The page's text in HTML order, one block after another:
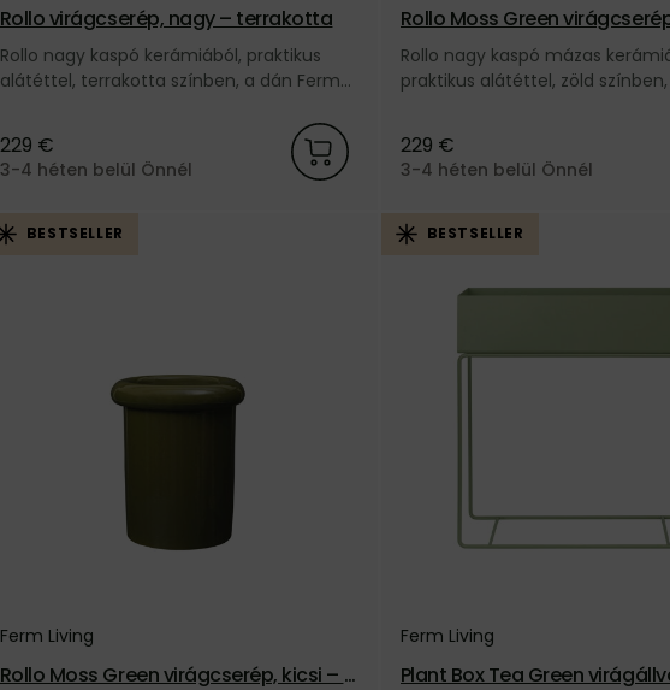
Rollo virágcserép, nagy – terrakotta
Rollo nagy kaspó kerámiából, praktikus
alátéttel, terrakotta színben, a dán Ferm
229 €
3-4 héten belül Önnél
Rollo Moss Green
zöld
Rollo nagy kaspó mázas
praktikus alátéttel, zöld
229 €
3-4 héten belül Önnél
BESTSELLER
Ferm Living
Rollo Moss Green virágcserép, kicsi – z
BESTSELLER
Ferm Living
Plant Box Tea Green